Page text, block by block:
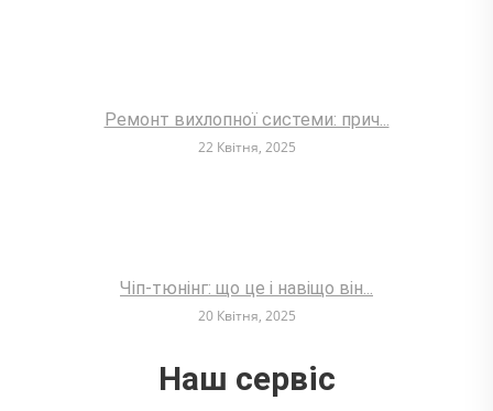
Ремонт вихлопної системи: прич...
22 Квітня, 2025
Чіп-тюнінг: що це і навіщо він...
20 Квітня, 2025
Наш сервіс